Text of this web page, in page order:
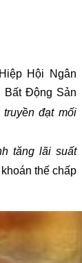
Hội Ngân
Bất Động Sản
truyền đạt mối
tăng lãi suất
thế chấp